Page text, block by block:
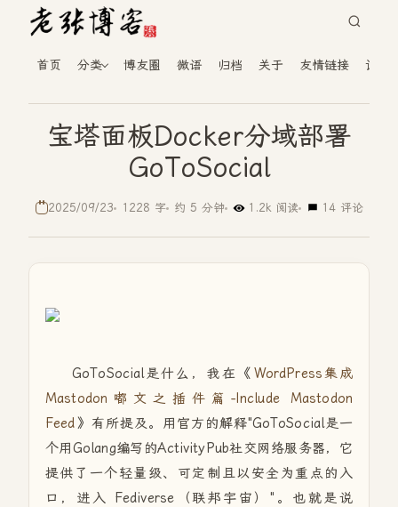
首页 分类 博友圈 微语 归档 关于 友情链接 读者
宝塔面板Docker分域部署
GoToSocial
2025/09/23 1228 字 约 5 分钟 1.2k 阅读 14 评论
GoToSocial是什么，我在《 WordPress集成
Mastodon嘟文之插件篇-Include Mastodon
Feed 》有所提及。用官方的解释"GoToSocial是一
个用Golang编写的ActivityPub社交网络服务器，它
提供了一个轻量级、可定制且以安全为重点的入
口，进入 Fediverse（联邦宇宙）"。也就是说